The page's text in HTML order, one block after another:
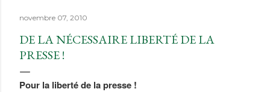
novembre 07, 2010
DE LA NÉCESSAIRE LIBERTÉ DE LA
PRESSE !
Pour la liberté de la presse !